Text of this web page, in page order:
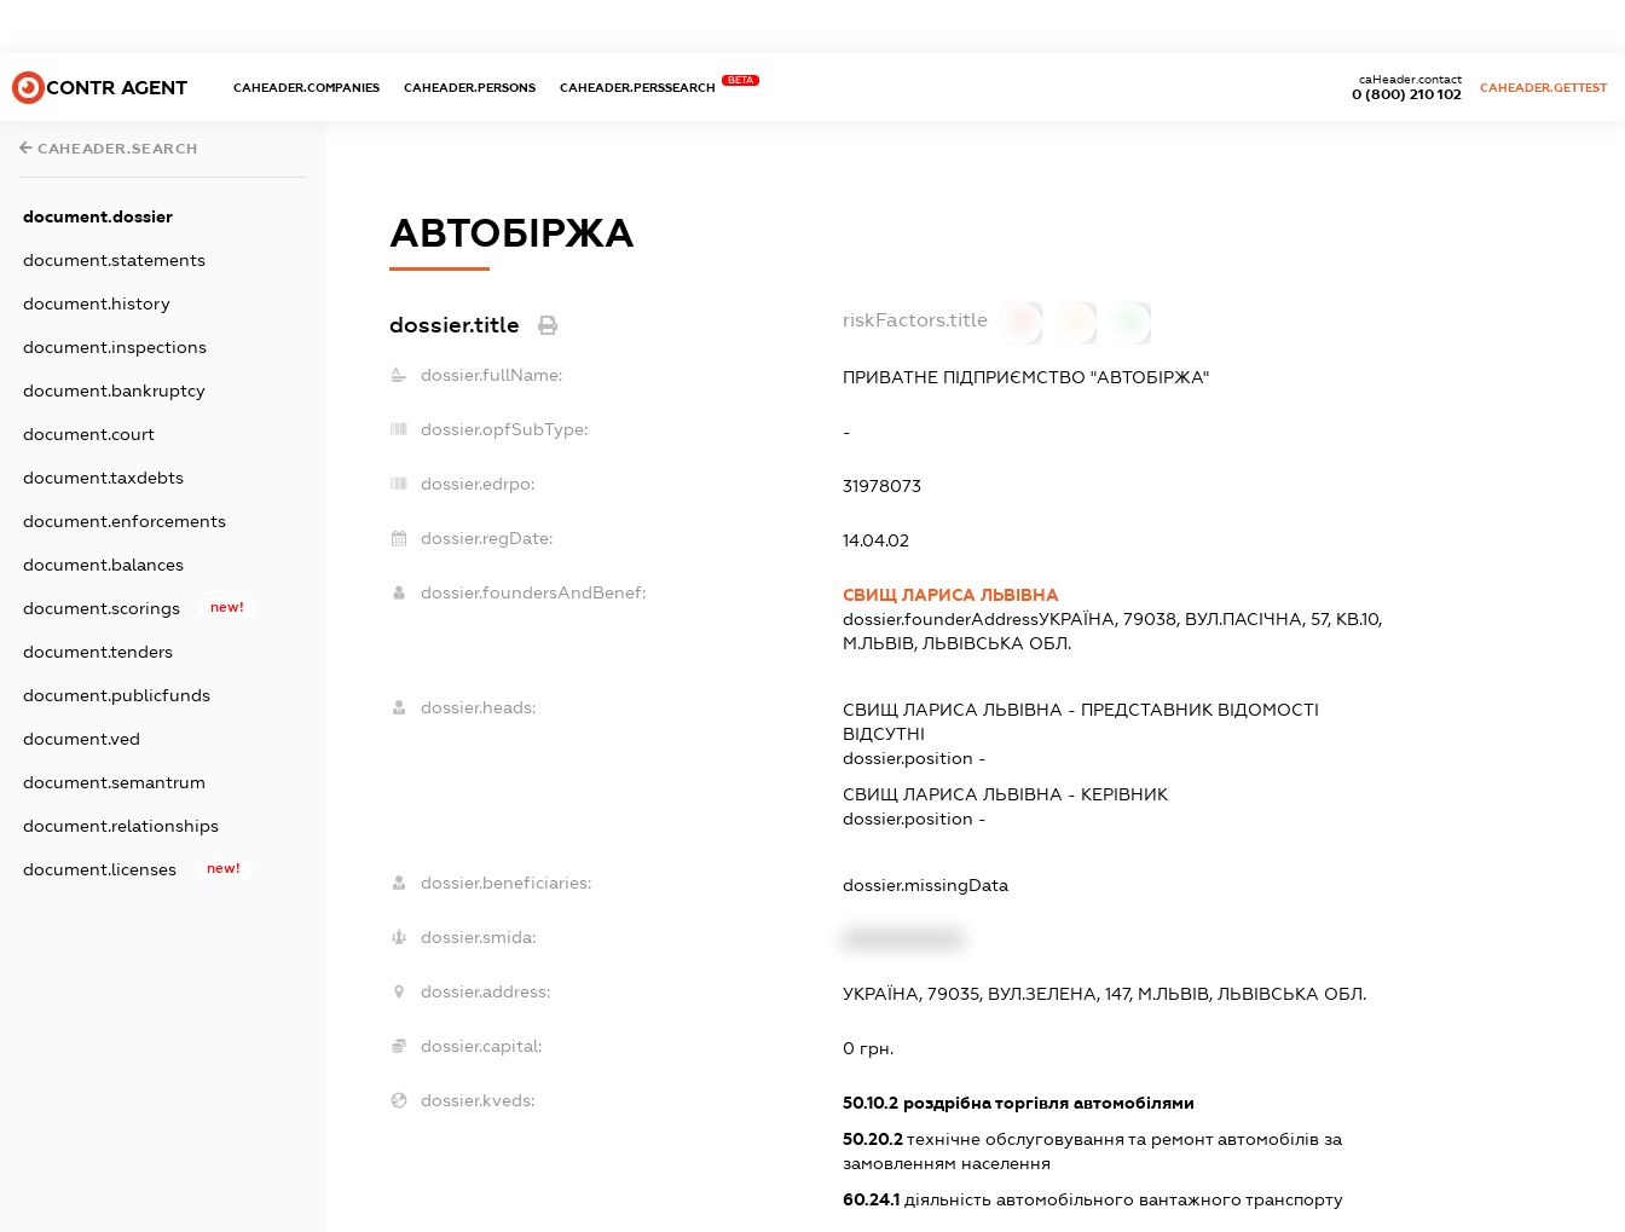
CONTR AGENT CAHEADER.COMPANIES CAHEADER.PERSONS CAHEADER.PERSSEARCH
BETA
0 (800) 210 102
caHeader.contact
CAHEADER.GETTEST
CAHEADER.SEARCH
document.dossier
document.statements
document.history
document.inspections
document.bankruptcy
document.court
document.taxdebts
document.enforcements
document.balances
document.scorings new!
document.tenders
document.publicfunds
document.ved
document.semantrum
document.relationships
document.licenses new!
АВТОБІРЖА
dossier.title riskFactors.title
dossier.fullName: ПРИВАТНЕ ПІДПРИЄМСТВО "АВТОБІРЖА"
dossier.opfSubType: -
dossier.edrpo: 31978073
dossier.regDate: 14.04.02
dossier.foundersAndBenef:
СВИЩ ЛАРИСА ЛЬВІВНА
dossier.founderAddressУКРАЇНА, 79038, ВУЛ.ПАСІЧНА, 57, КВ.10,
М.ЛЬВІВ, ЛЬВІВСЬКА ОБЛ.
dossier.heads: СВИЩ ЛАРИСА ЛЬВІВНА - ПРЕДСТАВНИК ВІДОМОСТІ
ВІДСУТНІ
dossier.position -
СВИЩ ЛАРИСА ЛЬВІВНА - КЕРІВНИК
dossier.position -
dossier.beneficiaries: dossier.missingData
dossier.smida:
dossier.address: УКРАЇНА, 79035, ВУЛ.ЗЕЛЕНА, 147, М.ЛЬВІВ, ЛЬВІВСЬКА ОБЛ.
dossier.capital: 0 грн.
dossier.kveds: 50.10.2 роздрібна торгівля автомобілями
50.20.2технічне обслуговування та ремонт автомобілів за
замовленням населення
60.24.1 діяльність автомобільного вантажного транспорту